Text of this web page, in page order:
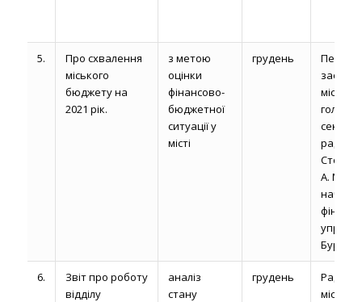
5.
Про схвалення
міського
бюджету на
2021 рік.
з метою
оцінки
фінансово-
бюджетної
ситуації у
місті
грудень
Перший
голови,
ради
А. М.,
6.
Звіт про роботу
відділу
аналіз
стану
грудень
Радник